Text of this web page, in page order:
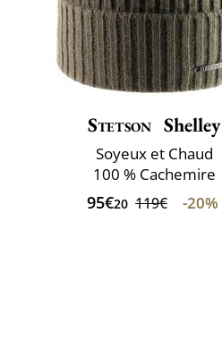
Stetson Shelley
Soyeux et Chaud
100 % Cachemire
95€20 119€ -20%